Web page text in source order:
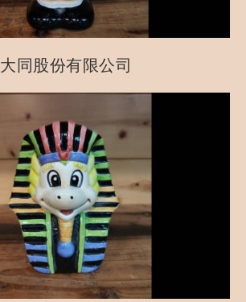
大同股份有限公司